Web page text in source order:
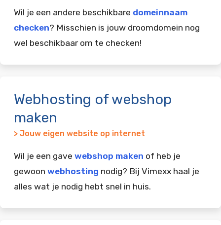
Wil je een andere beschikbare domeinnaam
checken? Misschien is jouw droomdomein nog
wel beschikbaar om te checken!
Webhosting of webshop
maken
> Jouw eigen website op internet
Wil je een gave webshop maken of heb je
gewoon webhosting nodig? Bij Vimexx haal je
alles wat je nodig hebt snel in huis.